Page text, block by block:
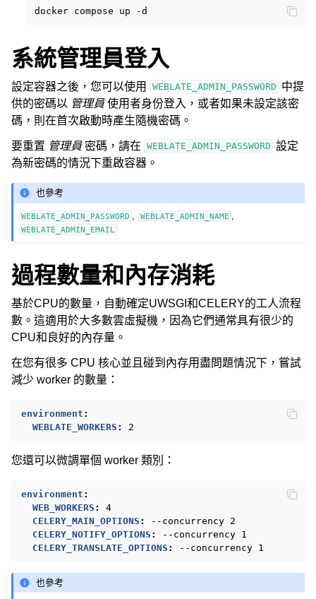
docker compose up
系統管理員登入
設定容器之後，您可以使用 WEBLATE_ADMIN_PASSWORD 中提
供的密碼以 管理員 使用者身份登入，或者如果未設定該密
碼，則在首次啟動時產生隨機密碼。
要重置 管理員 密碼，請在 WEBLATE_ADMIN_PASSWORD 設定
為新密碼的情況下重啟容器。
也參考
WEBLATE_ADMIN_PASSWORD WEBLATE_ADMIN_NAME
WEBLATE_ADMIN_EMAIL
過程數量和內存消耗
基於CPU的數量，自動確定UWSGI和CELERY的工人流程
數。這適用於大多數雲虛擬機，因為它們通常具有很少的
CPU和良好的內存量。
在您有很多 CPU 核心並且碰到內存用盡問題情況下，嘗試
減少 worker 的數量：
environment :
WEBLATE_WORKERS : 2
您還可以微調單個 worker 類別：
environment :
WEB_WORKERS :
4
CELERY_MAIN_OPTIONS :
--concurrency 2
CELERY_NOTIFY_OPTIONS :
--concurrency 1
CELERY_TRANSLATE_OPTIONS : --concurrency 1
也參考